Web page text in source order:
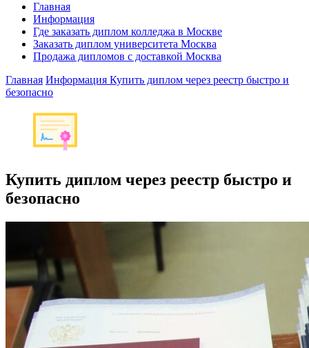
Главная
Информация
Где заказать диплом колледжа в Москве
Заказать диплом университета Москва
Продажа дипломов с доставкой Москва
Главная Информация Купить диплом через реестр быстро и
безопасно
Купить диплом через реестр быстро и
безопасно